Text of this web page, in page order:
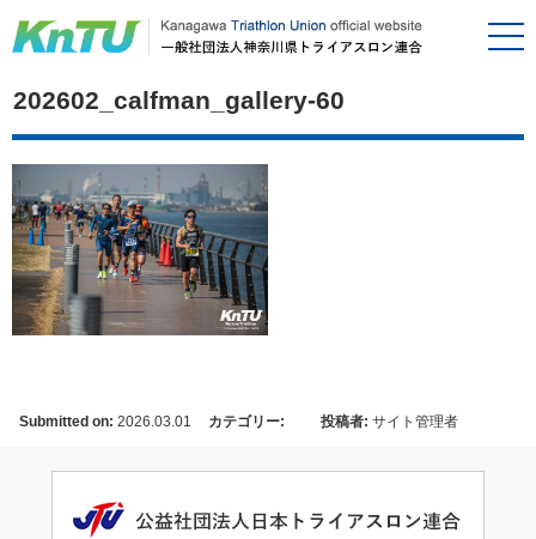
202602_calfman_gallery-60
Submitted on: 2026.03.01 カテゴリー: 投稿者: サイト管理者